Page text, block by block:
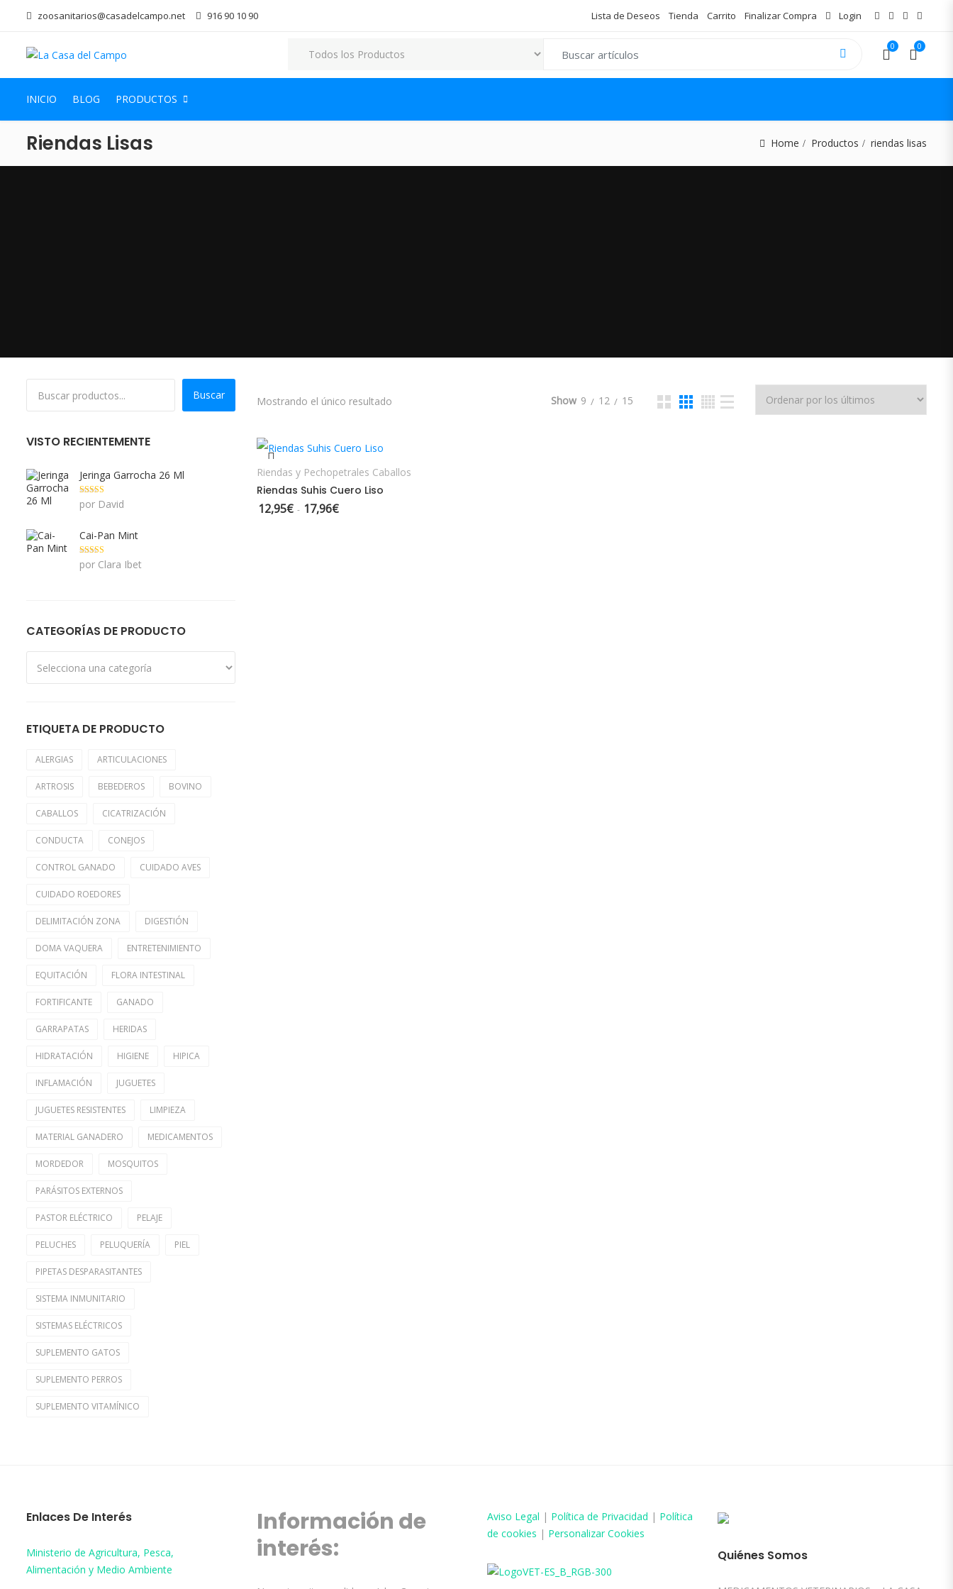
zoosanitarios@casadelcampo.net 916 90 10 90 Lista de Deseos Tienda Carrito Finalizar Compra Login
0 0
INICIO BLOG PRODUCTOS
Riendas Lisas Home Productos riendas lisas
Mostrando el único resultado Show 9 12 15
Riendas y Pechopetrales Caballos
Riendas Suhis Cuero Liso
12,95€ - 17,96€
Buscar
VISTO RECIENTEMENTE
Jeringa Garrocha 26 Ml
Valorado con
5 de 5
por David
Cai-Pan Mint
Valorado con
5 de 5
por Clara Ibet
CATEGORÍAS DE PRODUCTO
ETIQUETA DE PRODUCTO
ALERGIAS ARTICULACIONES
ARTROSIS BEBEDEROS BOVINO
CABALLOS CICATRIZACIÓN
CONDUCTA CONEJOS
CONTROL GANADO CUIDADO AVES
CUIDADO ROEDORES
DELIMITACIÓN ZONA DIGESTIÓN
DOMA VAQUERA ENTRETENIMIENTO
EQUITACIÓN FLORA INTESTINAL
FORTIFICANTE GANADO
GARRAPATAS HERIDAS
HIDRATACIÓN HIGIENE HIPICA
INFLAMACIÓN JUGUETES
JUGUETES RESISTENTES LIMPIEZA
MATERIAL GANADERO MEDICAMENTOS
MORDEDOR MOSQUITOS
PARÁSITOS EXTERNOS
PASTOR ELÉCTRICO PELAJE
PELUCHES PELUQUERÍA PIEL
PIPETAS DESPARASITANTES
SISTEMA INMUNITARIO
SISTEMAS ELÉCTRICOS
SUPLEMENTO GATOS
SUPLEMENTO PERROS
SUPLEMENTO VITAMÍNICO
Enlaces De Interés
Ministerio de Agricultura, Pesca,
Alimentación y Medio Ambiente
Información de
interés:
Aviso Legal | Política de Privacidad | Política
de cookies | Personalizar Cookies
Quiénes Somos